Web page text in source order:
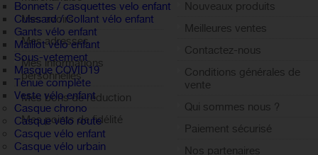
Bonnets / casquettes velo enfant
Cuissard / Collant vélo enfant
Gants vélo enfant
Maillot vélo enfant
Sous-vetement
Masque COVID19
Tenue complète
Veste vélo enfant
Casque chrono
Casque vélo route
Casque vélo enfant
Casque vélo urbain
Mes avoirs
Mes adresses
Mes informations
personnelles
Mes bons de réduction
Mes points de fidélité
Sign out
Nouveaux produits
Meilleures ventes
Contactez-nous
Conditions générales de
vente
Qui sommes nous ?
Paiement sécurisé
Nos partenaires